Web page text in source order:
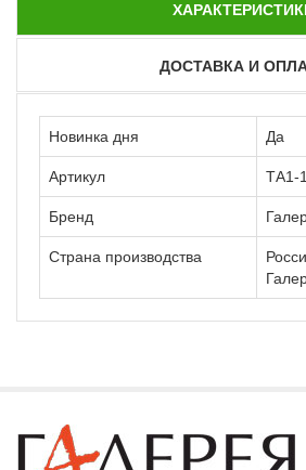
ДОСТАВКА И
Новинка дня Да
Артикул ТА1-
Бренд
Страна производства